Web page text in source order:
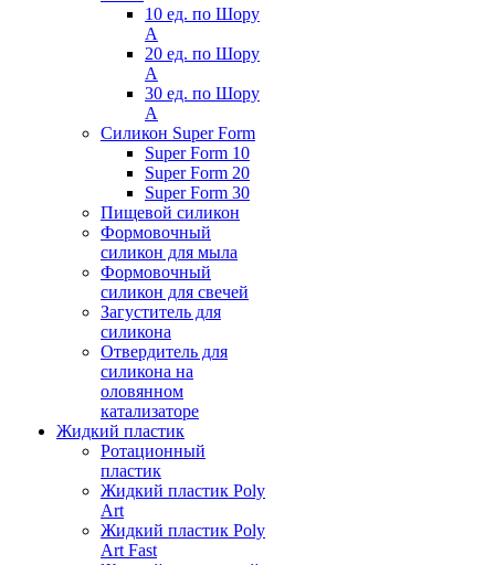
10 ед. по Шору
А
20 ед. по Шору
А
30 ед. по Шору
А
Силикон Super Form
Super Form 10
Super Form 20
Super Form 30
Пищевой силикон
Формовочный
силикон для мыла
Формовочный
силикон для свечей
Загуститель для
силикона
Отвердитель для
силикона на
оловянном
катализаторе
Жидкий пластик
Ротационный
пластик
Жидкий пластик Poly
Art
Жидкий пластик Poly
Art Fast